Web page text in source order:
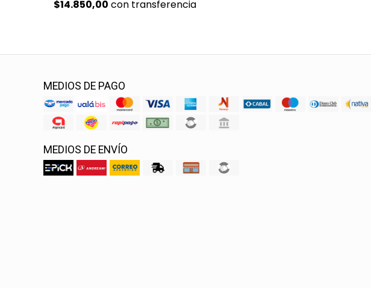
$14.850,00 con transferencia
MEDIOS DE PAGO
MEDIOS DE ENVÍO